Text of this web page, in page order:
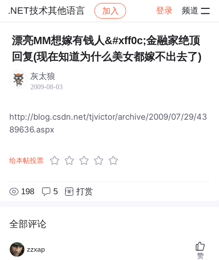
.NET技术其他语言 加入 登录 频道
社区 .NET技术其他语言 帖子详情
漂亮MM想嫁有钱人&#xff0c;金融家绝顶
回复(现在知道为什么美女都嫁不出去了)
灰太狼
2009-08-03
http://blog.csdn.net/tjvictor/archive/2009/07/29/43
89636.aspx
给本帖投票
198 5 打赏
全部评论
zzxap
赞